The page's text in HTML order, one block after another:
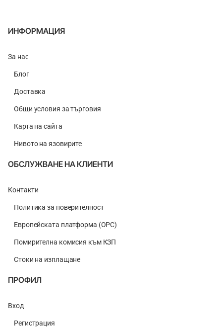
ИНФОРМАЦИЯ
За нас
Блог
Доставка
Общи условия за търговия
Карта на сайта
Нивото на язовирите
ОБСЛУЖВАНЕ НА КЛИЕНТИ
Контакти
Политика за поверителност
Европейската платформа (ОРС)
Помирителна комисия към КЗП
Стоки на изплащане
ПРОФИЛ
Вход
Регистрация